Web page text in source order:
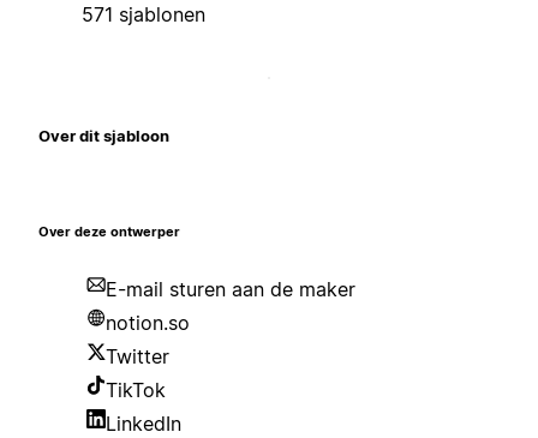
571 sjablonen
Over dit sjabloon
Over deze ontwerper
E-mail sturen aan de maker
notion.so
Twitter
TikTok
LinkedIn